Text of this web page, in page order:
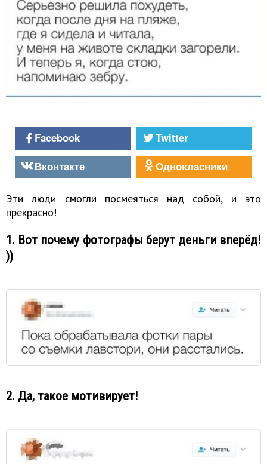
Facebook
Twitter
Вконтакте
Однокласники
Эти люди смогли посмеяться над собой, и это
прекрасно!
1. Вот почему фотографы берут деньги вперёд!
))
2. Да, такое мотивирует!